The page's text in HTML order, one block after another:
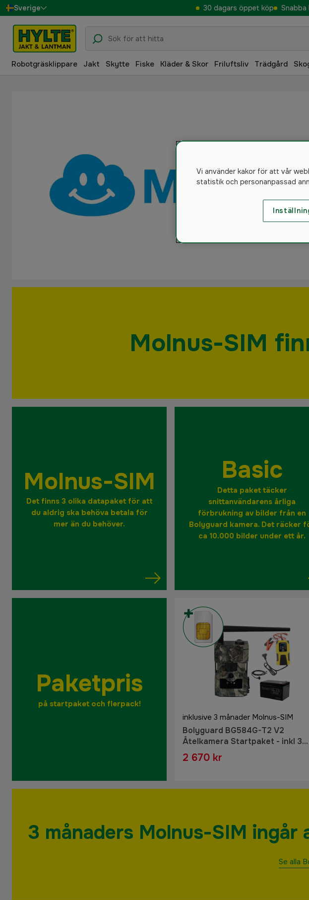
Sverige
Danmark
Suomi
Norge
30 dagars öppet köp Snabba
Robotgräsklippare Jakt Skytte Fiske Kläder & Skor Friluftsliv Trädgård
Molnus-SIM
Molnus-SIM
Det finns 3 olika datapaket för att
du aldrig ska behöva betala för
mer än du behöver.
Basic
Detta paket täcker
snittanvändarens årliga
förbrukning av bilder från en
Bolyguard kamera. Det räcker
ca 10.000 bilder under ett år.
Paketpris
på startpaket och flerpack!
inklusive 3 månader Molnus-SIM
Bolyguard BG584G-T2 V2
Åtelkamera Startpaket - inkl 3
månader Molnus-SIM
2 670 kr
3 månaders Molnus-SIM ingår
Se alla
Vi använder kakor för att vår
statistik och personanpassad